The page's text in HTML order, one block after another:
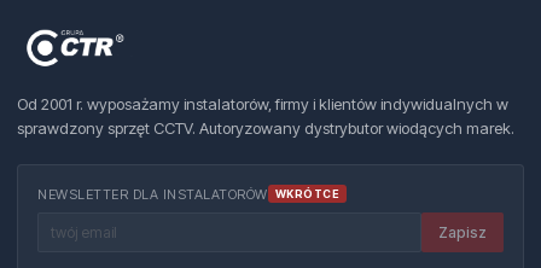
Od 2001 r. wyposażamy instalatorów, firmy i klientów indywidualnych w
sprawdzony sprzęt CCTV. Autoryzowany dystrybutor wiodących marek.
NEWSLETTER DLA INSTALATORÓW WKRÓTCE
Zapisz